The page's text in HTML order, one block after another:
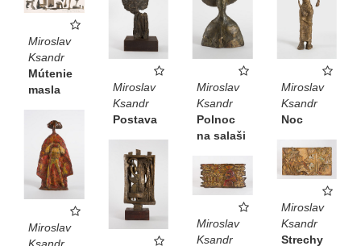
Miroslav
Ksandr
Mútenie
masla
Miroslav
Ksandr
Postava
Miroslav
Ksandr
Polnoc
na salaši
Miroslav
Ksandr
Noc
Miroslav
Miroslav
Ksandr
Strechy
Miroslav
Ksandr